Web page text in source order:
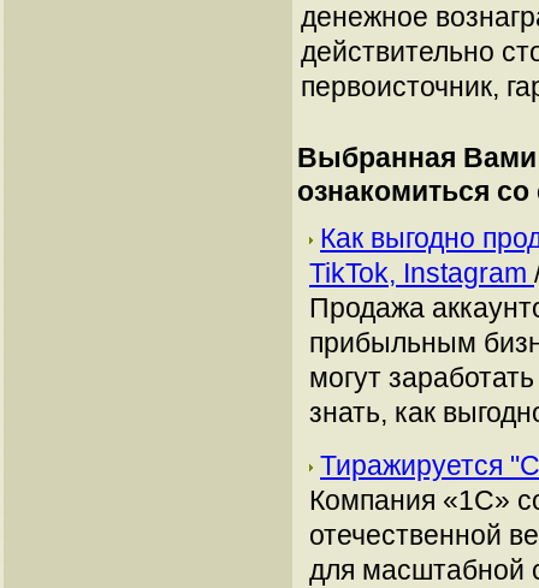
денежное
действительно
первоисточник,
Выбранная Вами
ознакомиться
Как выгодно
TikTok, Instagram
Продажа
прибыльным
могут
знать, как
Тиражируется
Компания «1С»
отечественной
для масштабной